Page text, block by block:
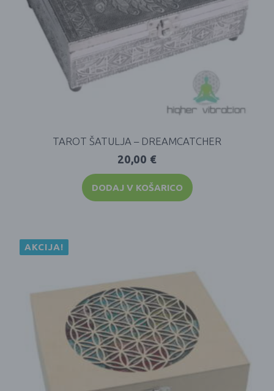
TAROT ŠATULJA – DREAMCATCHER
20,00 €
DODAJ V KOŠARICO
AKCIJA!